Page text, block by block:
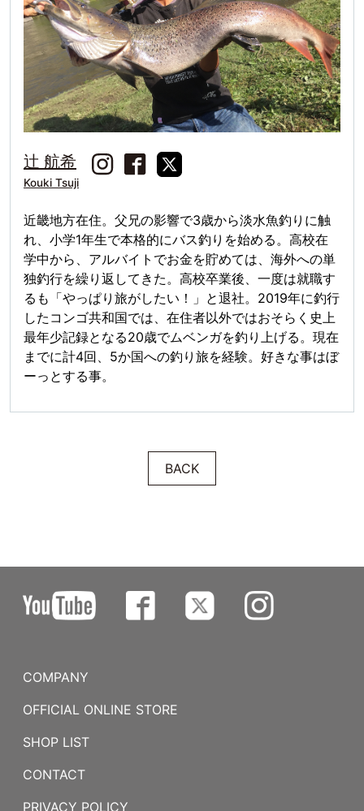
辻 航希
Kouki Tsuji
近畿地方在住。父兄の影響で3歳から淡水魚釣りに触
れ、小学1年生で本格的にバス釣りを始める。高校在
学中から、アルバイトでお金を貯めては、海外への単
独釣行を繰り返してきた。高校卒業後、一度は就職す
るも「やっぱり旅がしたい！」と退社。2019年に釣行
したコンゴ共和国では、在住者以外ではおそらく史上
最年少記録となる20歳でムベンガを釣り上げる。現在
までに計4回、5か国への釣り旅を経験。好きな事はぼ
ーっとする事。
BACK
COMPANY
OFFICIAL ONLINE STORE
SHOP LIST
CONTACT
PRIVACY POLICY